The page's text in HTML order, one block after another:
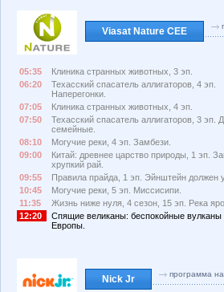
Viasat Nature CEE
05:35
Клиника странных животных, 3 эп.
06:20
Техасский спасатель аллигаторов, 4 эп.
Наперегонки.
07:05
Клиника странных животных, 4 эп.
07:50
Техасский спасатель аллигаторов, 3 эп.
семейные.
08:10
Могучие реки, 4 эп. Замбези.
09:00
Китай: древнее царство природы, 1 эп.
хрупкий рай.
09:55
Правила прайда, 1 эп. Эйнштейн должен
10:45
Могучие реки, 5 эп. Миссисипи.
11:35
Жизнь ниже нуля, 4 сезон, 15 эп. Река
12:20
Спящие великаны: беспокойные вулканы
Европы.
Nick Jr программа